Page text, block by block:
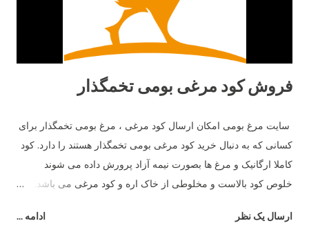
فروش کود مرغی بومی تخمگذار
سایت مرغ بومی امکان ارسال کود مرغی ، مرغ بومی تخمگذار برای
کسانی که به دنبال خرید کود مرغی بومی تخمگذار هستند را دارد. کود
کاملا ارگانیک و مرغ ها بصورت نیمه آزاد پرورش داده می شوند
خلوص کود بالاست و مخلوطی از خاک اره و کود مرغی می باشد.
ایران را داریم ، حداقل حجم فروش یک تن می باشد قیمت کود مرغی
ارسال یک نظر ادامه ...